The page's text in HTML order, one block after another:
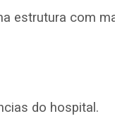
estrutura com
do hospital.